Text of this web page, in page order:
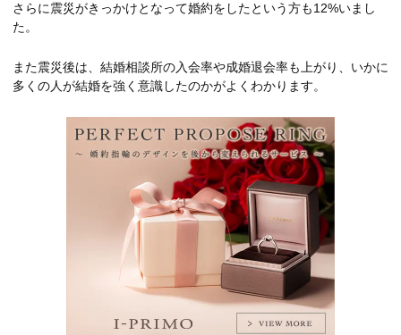
さらに震災がきっかけとなって婚約をしたという方も12%いまし
た。
また震災後は、結婚相談所の入会率や成婚退会率も上がり、いかに
多くの人が結婚を強く意識したのかがよくわかります。